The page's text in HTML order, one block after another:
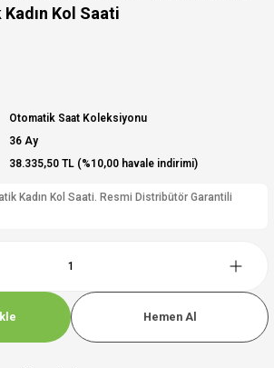
Kol Saati
Otomatik Saat Koleksiyonu
36 Ay
38.335,50 TL (%10,00 havale indirimi)
Kadın Kol Saati. Resmi Distribütör Garantili
Hemen Al